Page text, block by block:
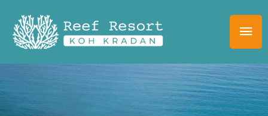
content